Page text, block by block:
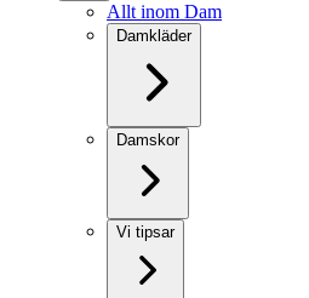
Allt inom Dam
Damkläder
Damskor
Vi tipsar